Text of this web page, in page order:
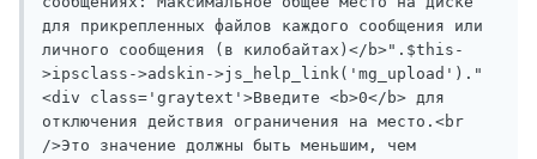
для прикрепленных файлов каждого сообщения или
личного сообщения (в килобайтах)</b>".$this-
>ipsclass->adskin->js_help_link('mg_upload')."
<div class='graytext'>Введите <b>0</b> для
отключения действия ограничения на место.<br
/>Это значение должны быть меньшим, чем